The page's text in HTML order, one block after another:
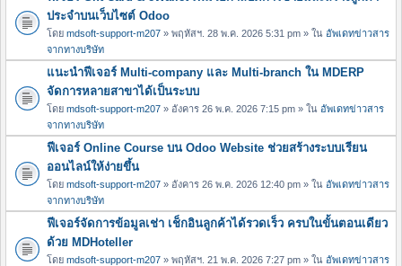
ประจำบนเว็บไซต์ Odoo
โดย mdsoft-support-m207 » พฤหัสฯ. 28 พ.ค. 2026 5:31 pm » ใน อัพเดทข่าวสาร
จากทางบริษัท
แนะนำฟีเจอร์ Multi-company และ Multi-branch ใน MDERP
จัดการหลายสาขาได้เป็นระบบ
โดย mdsoft-support-m207 » อังคาร 26 พ.ค. 2026 7:15 pm » ใน อัพเดทข่าวสาร
จากทางบริษัท
ฟีเจอร์ Online Course บน Odoo Website ช่วยสร้างระบบเรียน
ออนไลน์ให้ง่ายขึ้น
โดย mdsoft-support-m207 » อังคาร 26 พ.ค. 2026 12:40 pm » ใน อัพเดทข่าวสาร
จากทางบริษัท
ฟีเจอร์จัดการข้อมูลเช่า เช็กอินลูกค้าได้รวดเร็ว ครบในขั้นตอนเดียว
ด้วย MDHoteller
โดย mdsoft-support-m207 » พฤหัสฯ. 21 พ.ค. 2026 7:27 pm » ใน อัพเดทข่าวสาร